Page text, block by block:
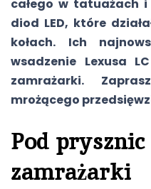
całego w tatuażach
diod LED, które
kołach. Ich
wsadzenie Lexusa
zamrażarki.
mrożącego
Pod
zamrażarki